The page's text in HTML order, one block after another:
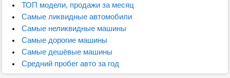
ТОП модели, продажи за месяц
Самые ликвидные автомобили
Самые неликвидные машины
Самые дорогие машины
Самые дешёвые машины
Средний пробег авто за год